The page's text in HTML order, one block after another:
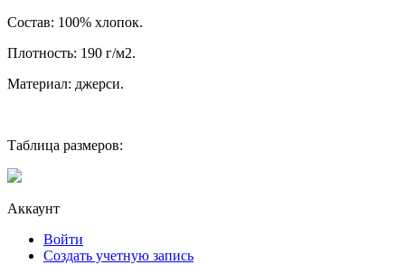
Состав: 100% хлопок.
Плотность: 190 г/м2.
Материал: джерси.
Таблица размеров:
Аккаунт
Войти
Создать учетную запись